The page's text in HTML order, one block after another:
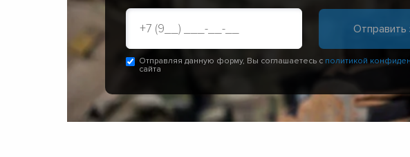
Отправляя данную форму, Вы соглашаетесь с политикой
сайта